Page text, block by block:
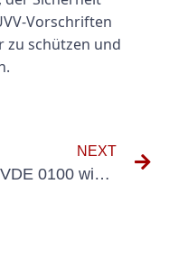
Vorschriften
zu schützen und
NEXT
DIN VDE 0100 wiederkehrende Prüfung